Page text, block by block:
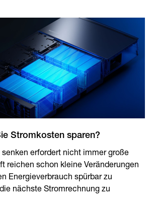
erfordert nicht immer große
reichen schon kleine Veränderungen
Energieverbrauch spürbar zu
nächste Stromrechnung zu